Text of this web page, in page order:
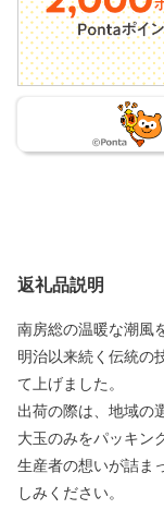
返礼品説明
南房総の温暖な潮風
明治以来続く伝統の
て上げました。
出荷の際は、地域の
大玉のみをパッキン
生産者の想いが詰ま
しみください。